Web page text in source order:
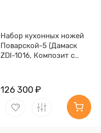
Набор кухонных ножей
Поварской-5 (Дамаск
ZDI-1016, Композит с
Алюминий)
126 300 ₽